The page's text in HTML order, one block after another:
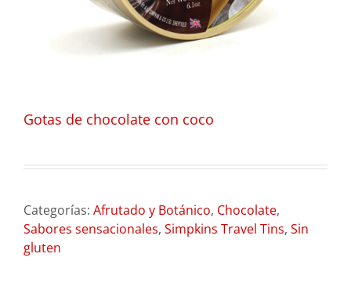
Gotas de chocolate con coco
Categorías: Afrutado y Botánico, Chocolate,
Sabores sensacionales, Simpkins Travel Tins, Sin
gluten